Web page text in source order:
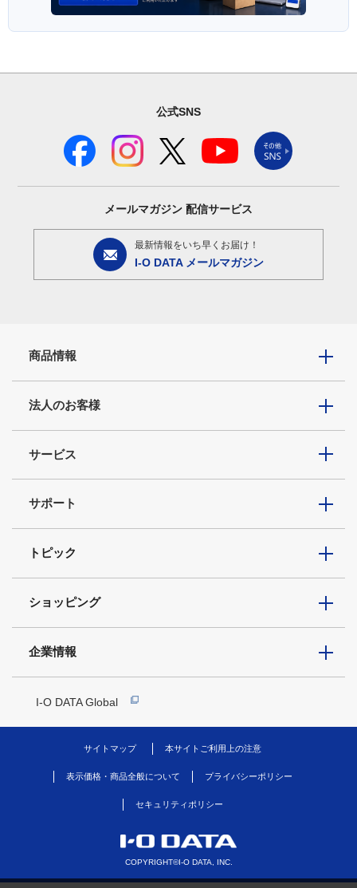
公式SNS
メールマガジン 配信サービス
最新情報をいち早くお届け！
I-O DATA メールマガジン
商品情報
法人のお客様
サービス
サポート
トピック
ショッピング
企業情報
I-O DATA Global
サイトマップ 本サイトご利用上の注意
表示価格・商品全般について プライバシーポリシー
セキュリティポリシー
COPYRIGHT©I-O DATA, INC.